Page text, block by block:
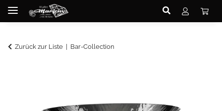
Zurück zur Liste Bar-Collection